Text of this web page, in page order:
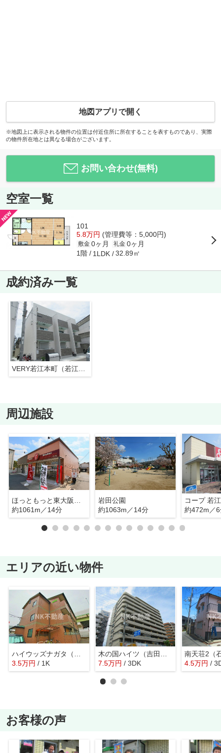
地図アプリで開く
※地図上に表示される物件の位置は付近住所に所在することを表すものであり、実際
の物件所在地とは異なる場合がございます。
お問い合わせ(無料)
空室一覧
101
5.8万円 (管理費等：5,000円)
敷金 0ヶ月 礼金 0ヶ月
1階 1LDK 32.89㎡
成約済み一覧
周辺施設
ほっともっと東大阪玉串店
約1061m／14分
岩田公園
約1063m／14分
コープ 若江
約472m／
エリアの近い物件
3.5万円 / 1K
7.5万円 / 3DK
南天荘2（
4.5万円 /
お客様の声